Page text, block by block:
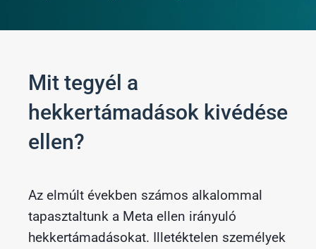
Mit tegyél a
hekkertámadások kivédése
ellen?
Az elmúlt években számos alkalommal
tapasztaltunk a Meta ellen irányuló
hekkertámadásokat. Illetéktelen személyek